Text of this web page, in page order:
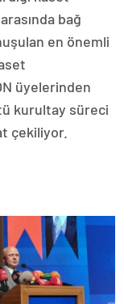
bağ
en önemli
üyelerinden
kurultay süreci
çekiliyor.